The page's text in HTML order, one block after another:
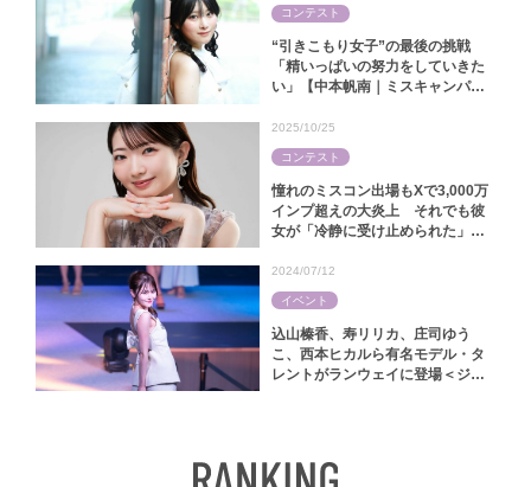
“引きこもり女子”の最後の挑戦
「精いっぱいの努力をしていきた
い」【中本帆南｜ミスキャンパス
コンテスト
憧れのミスコン出場もXで3,000万
インプ超えの大炎上 それでも彼
女が「冷静に受け止められた」ワ
2025】
2025/10/25
コンテスト
込山榛香、寿リリカ、庄司ゆう
こ、西本ヒカルら有名モデル・タ
レントがランウェイに登場＜ジャ
2024/07/12
イベント